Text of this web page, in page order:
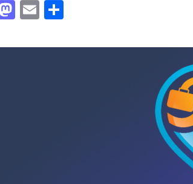
Mastodon
Email